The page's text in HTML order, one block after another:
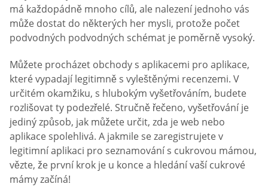
má každopádně mnoho cílů, ale nalezení jednoho vás
může dostat do některých her mysli, protože počet
podvodných podvodných schémat je poměrně vysoký.
Můžete procházet obchody s aplikacemi pro aplikace,
které vypadají legitimně s vyleštěnými recenzemi. V
určitém okamžiku, s hlubokým vyšetřováním, budete
rozlišovat ty podezřelé. Stručně řečeno, vyšetřování je
jediný způsob, jak můžete určit, zda je web nebo
aplikace spolehlivá. A jakmile se zaregistrujete v
legitimní aplikaci pro seznamování s cukrovou mámou,
vězte, že první krok je u konce a hledání vaší cukrové
mámy začíná!